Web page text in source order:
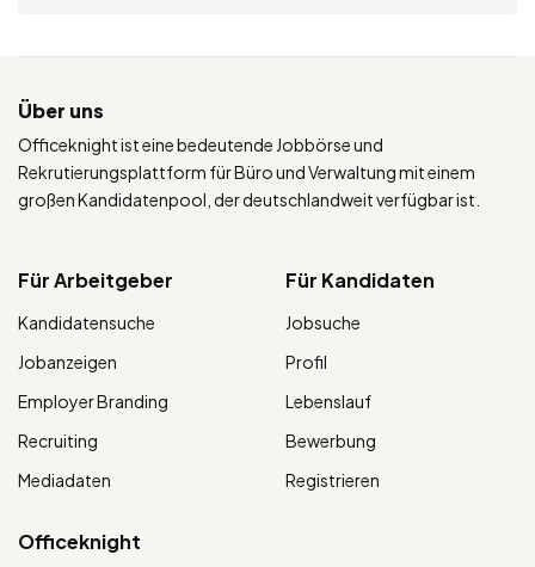
Über uns
Officeknight ist eine bedeutende Jobbörse und
Rekrutierungsplattform für Büro und Verwaltung mit einem
großen Kandidatenpool, der deutschlandweit verfügbar ist.
Für Arbeitgeber
Kandidatensuche
Jobanzeigen
Employer Branding
Recruiting
Mediadaten
Für Kandidaten
Jobsuche
Profil
Lebenslauf
Bewerbung
Registrieren
Officeknight